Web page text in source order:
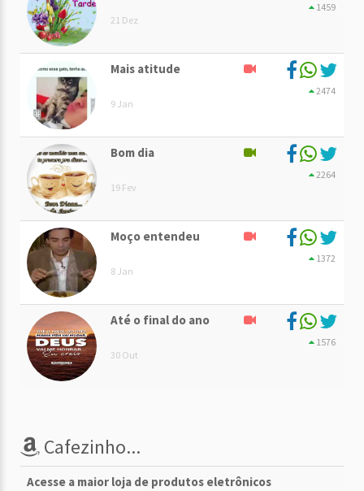
21 Dez
1459
Mais atitude
9 Jan
2474
Bom dia
19 Fev
2264
Moço entendeu
8 Jan
1372
Até o final do ano
30 Out
1576
Cafezinho...
Acesse a maior loja de produtos eletrônicos